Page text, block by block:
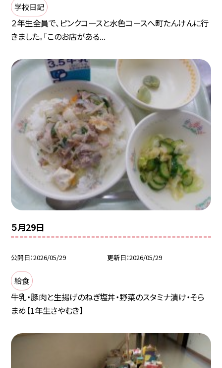
学校日記
２年生全員で、ピンクコースと水色コースへ町たんけんに行
きました。「このお店がある...
５月29日
公開日 2026/05/29 更新日 2026/05/29
給食
牛乳・豚肉と生揚げのねぎ塩丼・野菜のスタミナ漬け・そら
まめ【1年生さやむき】